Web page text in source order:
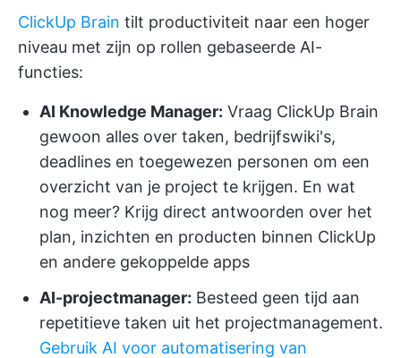
ClickUp Brain tilt productiviteit naar een hoger
niveau met zijn op rollen gebaseerde AI-
functies:
AI Knowledge Manager: Vraag ClickUp Brain
gewoon alles over taken, bedrijfswiki's,
deadlines en toegewezen personen om een
overzicht van je project te krijgen. En wat
nog meer? Krijg direct antwoorden over het
plan, inzichten en producten binnen ClickUp
en andere gekoppelde apps
AI-projectmanager: Besteed geen tijd aan
repetitieve taken uit het projectmanagement.
Gebruik AI voor automatisering van